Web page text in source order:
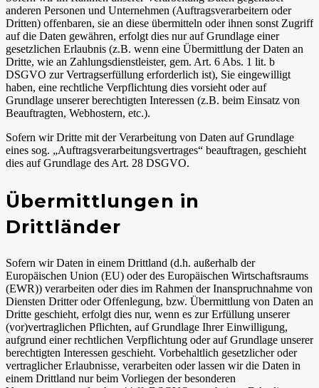
anderen Personen und Unternehmen (Auftragsverarbeitern oder
Dritten) offenbaren, sie an diese übermitteln oder ihnen sonst Zugriff
auf die Daten gewähren, erfolgt dies nur auf Grundlage einer
gesetzlichen Erlaubnis (z.B. wenn eine Übermittlung der Daten an
Dritte, wie an Zahlungsdienstleister, gem. Art. 6 Abs. 1 lit. b
DSGVO zur Vertragserfüllung erforderlich ist), Sie eingewilligt
haben, eine rechtliche Verpflichtung dies vorsieht oder auf
Grundlage unserer berechtigten Interessen (z.B. beim Einsatz von
Beauftragten, Webhostern, etc.).
Sofern wir Dritte mit der Verarbeitung von Daten auf Grundlage
eines sog. „Auftragsverarbeitungsvertrages“ beauftragen, geschieht
dies auf Grundlage des Art. 28 DSGVO.
Übermittlungen in
Drittländer
Sofern wir Daten in einem Drittland (d.h. außerhalb der
Europäischen Union (EU) oder des Europäischen Wirtschaftsraums
(EWR)) verarbeiten oder dies im Rahmen der Inanspruchnahme von
Diensten Dritter oder Offenlegung, bzw. Übermittlung von Daten an
Dritte geschieht, erfolgt dies nur, wenn es zur Erfüllung unserer
(vor)vertraglichen Pflichten, auf Grundlage Ihrer Einwilligung,
aufgrund einer rechtlichen Verpflichtung oder auf Grundlage unserer
berechtigten Interessen geschieht. Vorbehaltlich gesetzlicher oder
vertraglicher Erlaubnisse, verarbeiten oder lassen wir die Daten in
einem Drittland nur beim Vorliegen der besonderen